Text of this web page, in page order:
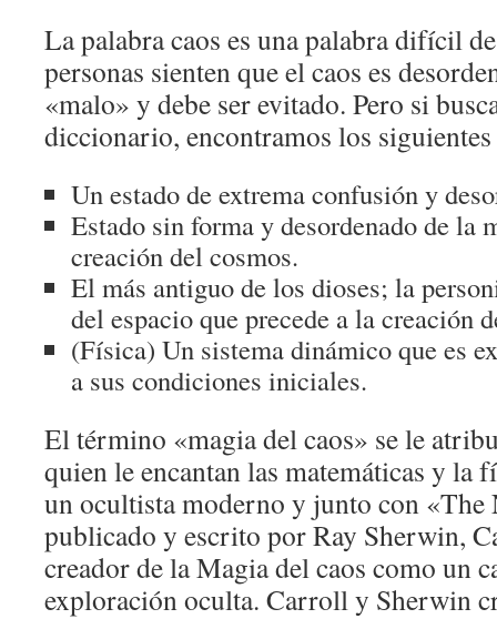
La palabra caos es una palabra difícil
personas sienten que el caos es
«malo» y debe ser evitado. Pero si
diccionario, encontramos los
Un estado de extrema confusión y
Estado sin forma y desordenado de la
creación del cosmos.
El más antiguo de los dioses; la
del espacio que precede a la creación
(Física) Un sistema dinámico que es
a sus condiciones iniciales.
El término «magia del caos» se le
quien le encantan las matemáticas y la
un ocultista moderno y junto con «The
publicado y escrito por Ray Sherwin,
creador de la Magia del caos como un
exploración oculta. Carroll y Sherwin